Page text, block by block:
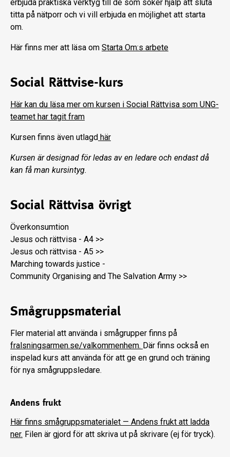
erbjuda praktiska verktyg till de som söker hjälp att sluta
titta på nätporr och vi vill erbjuda en möjlighet att starta
om.
Här finns mer att läsa om Starta Om:s arbete
Social Rättvise-kurs
Här kan du läsa mer om kursen i Social Rättvisa som UNG-
teamet har tagit fram
Kursen finns även utlagd här
Kursen är designad för ledas av en ledare och endast då
kan få man kursintyg.
Social Rättvisa övrigt
Överkonsumtion
Jesus och rättvisa - A4 >>
Jesus och rättvisa - A5 >>
Marching towards justice -
Community Organising and The Salvation Army >>
Smågruppsmaterial
Fler material att använda i smågrupper finns på
fralsningsarmen.se/valkommenhem. Där finns också en
inspelad kurs att använda för att ge en grund och träning
för nya smågruppsledare.
Andens frukt
Här finns smågruppsmaterialet — Andens frukt att ladda
ner. Filen är gjord för att skriva ut på skrivare (ej för tryck).